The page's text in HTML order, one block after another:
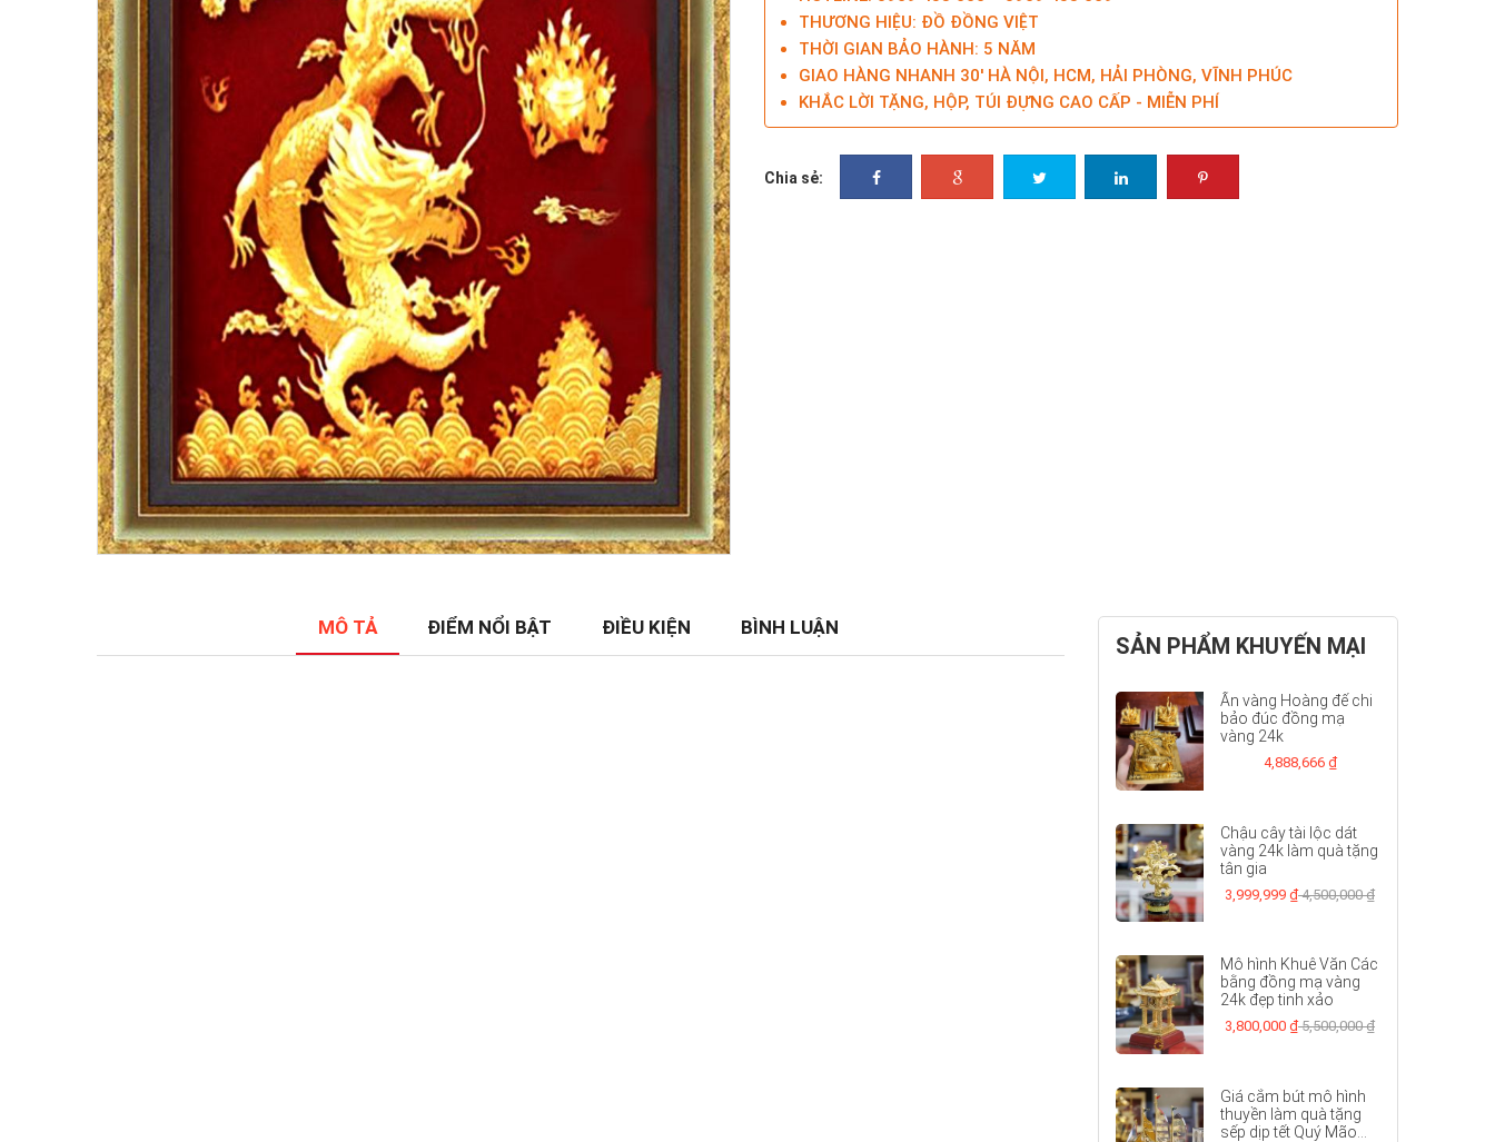
THƯƠNG HIỆU: ĐỒ ĐỒNG VIỆT
THỜI GIAN BẢO HÀNH: 5 NĂM
GIAO HÀNG NHANH 30' HÀ NỘI, HCM, HẢI PHÒNG, VĨNH PHÚC
KHẮC LỜI TẶNG, HỘP, TÚI ĐỰNG CAO CẤP - MIỄN PHÍ
Chia sẻ:
MÔ TẢ ĐIỂM NỔI BẬT ĐIỀU KIỆN BÌNH LUẬN
SẢN PHẨM KHUYẾN MẠI
Ấn vàng Hoàng đế chi
bảo đúc đồng mạ
vàng 24k
4,888,666 ₫
Chậu cây tài lộc dát
vàng 24k làm quà tặng
tân gia
3,999,999 ₫4,500,000 ₫
Mô hình Khuê Văn Các
bằng đồng mạ vàng
24k đẹp tinh xảo
3,800,000 ₫5,500,000 ₫
Giá cắm bút mô hình
thuyền làm quà tặng
sếp dịp tết Quý Mão...